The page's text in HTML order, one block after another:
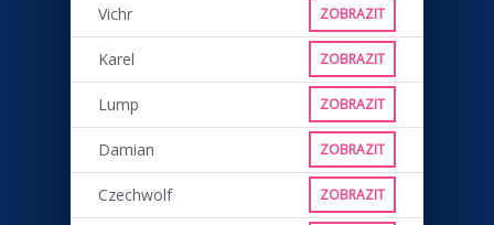
Vichr ZOBRAZIT
Karel ZOBRAZIT
Lump ZOBRAZIT
Damian ZOBRAZIT
Czechwolf ZOBRAZIT